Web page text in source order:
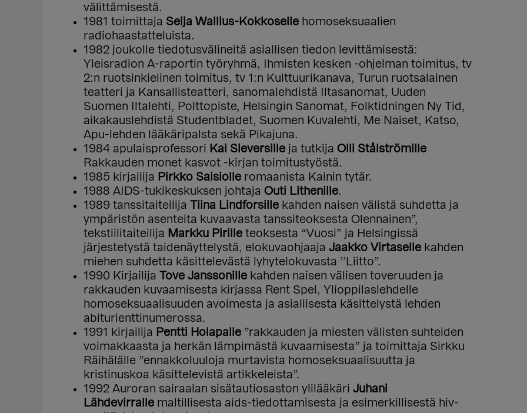
välittämisestä.
1981 toimittaja Seija Wallius-Kokkoselle homoseksuaalien
radiohaastatteluista.
1982 joukolle tiedotusvälineitä asiallisen tiedon levittämisestä:
Yleisradion A-raportin työryhmä, Ihmisten kesken -ohjelman toimitus, tv
2:n ruotsinkielinen toimitus, tv 1:n Kulttuurikanava, Turun ruotsalainen
teatteri ja Kansallisteatteri, sanomalehdistä Iltasanomat, Uuden
Suomen Iltalehti, Polttopiste, Helsingin Sanomat, Folktidningen Ny Tid,
aikakauslehdistä Studentbladet, Suomen Kuvalehti, Me Naiset, Katso,
Apu-lehden lääkäripalsta sekä Pikajuna.
1984 apulaisprofessori Kai Sieversille ja tutkija Olli Stålströmille
Rakkauden monet kasvot -kirjan toimitustyöstä.
1985 kirjailija Pirkko Saisiolle romaanista Kainin tytär.
1988 AIDS-tukikeskuksen johtaja Outi Lithenille.
1989 tanssitaiteilija Tiina Lindforsille kahden naisen välistä suhdetta ja
ympäristön asenteita kuvaavasta tanssiteoksesta Olennainen”,
tekstiilitaiteilija Markku Pirille teoksesta “Vuosi” ja Helsingissä
järjestetystä taidenäyttelystä, elokuvaohjaaja Jaakko Virtaselle kahden
miehen suhdetta käsittelevästä lyhytelokuvasta ’’Liitto”.
1990 Kirjailija Tove Janssonille kahden naisen välisen toveruuden ja
rakkauden kuvaamisesta kirjassa Rent Spel, Ylioppilaslehdelle
homoseksuaalisuuden avoimesta ja asiallisesta käsittelystä lehden
abiturienttinumerossa.
1991 kirjailija Pentti Holapalle ”rakkauden ja miesten välisten suhteiden
voimakkaasta ja herkän lämpimästä kuvaamisesta” ja toimittaja Sirkku
Räihälälle ”ennakkoluuloja murtavista homoseksuaalisuutta ja
kristinuskoa käsittelevistä artikkeleista”.
1992 Auroran sairaalan sisätautiosaston ylilääkäri Juhani
Lähdevirralle maltillisesta aids-tiedottamisesta ja esimerkillisestä hiv-